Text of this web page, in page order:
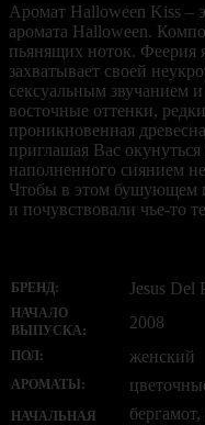
Аромат Halloween Kiss –
аромата Halloween.
пьянящих ноток. Феерия
захватывает своей
сексуальным звучанием
восточные оттенки,
проникновенная
приглашая Вас
наполненного сиянием
Чтобы в этом бушующем
и почувствовали чье-то
БРЕНД: Jesus Del
НАЧАЛО
ВЫПУСКА:
2008
ПОЛ: женский
АРОМАТЫ:
НАЧАЛЬНАЯ